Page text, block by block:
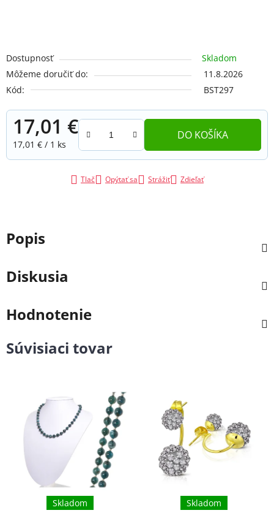
Dostupnosť
Skladom
Môžeme doručiť do:
11.8.2026
Kód:
BST297
17,01 €
Jednotková cena:
17,01 € / 1 ks
DO KOŠÍKA
Tlač Opýtať sa Strážiť Zdieľať
Popis
Diskusia
Hodnotenie
Súvisiaci tovar
Skladom Skladom